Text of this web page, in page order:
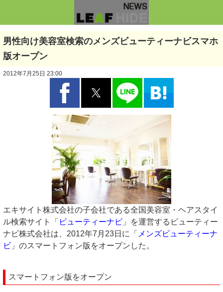
男性向け美容室検索のメンズビューティーナビスマホ
版オープン
2012年7月25日 23:00
エキサイト株式会社の子会社である全国美容室・ヘアスタイ
ル検索サイト「 ビューティーナビ 」を運営するビューティー
ナビ株式会社は、2012年7月23日に「 メンズビューティーナ
ビ 」のスマートフォン版をオープンした。
スマートフォン版をオープン